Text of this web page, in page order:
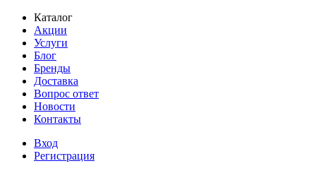
Каталог
Акции
Услуги
Блог
Бренды
Доставка
Вопрос ответ
Новости
Контакты
Вход
Регистрация